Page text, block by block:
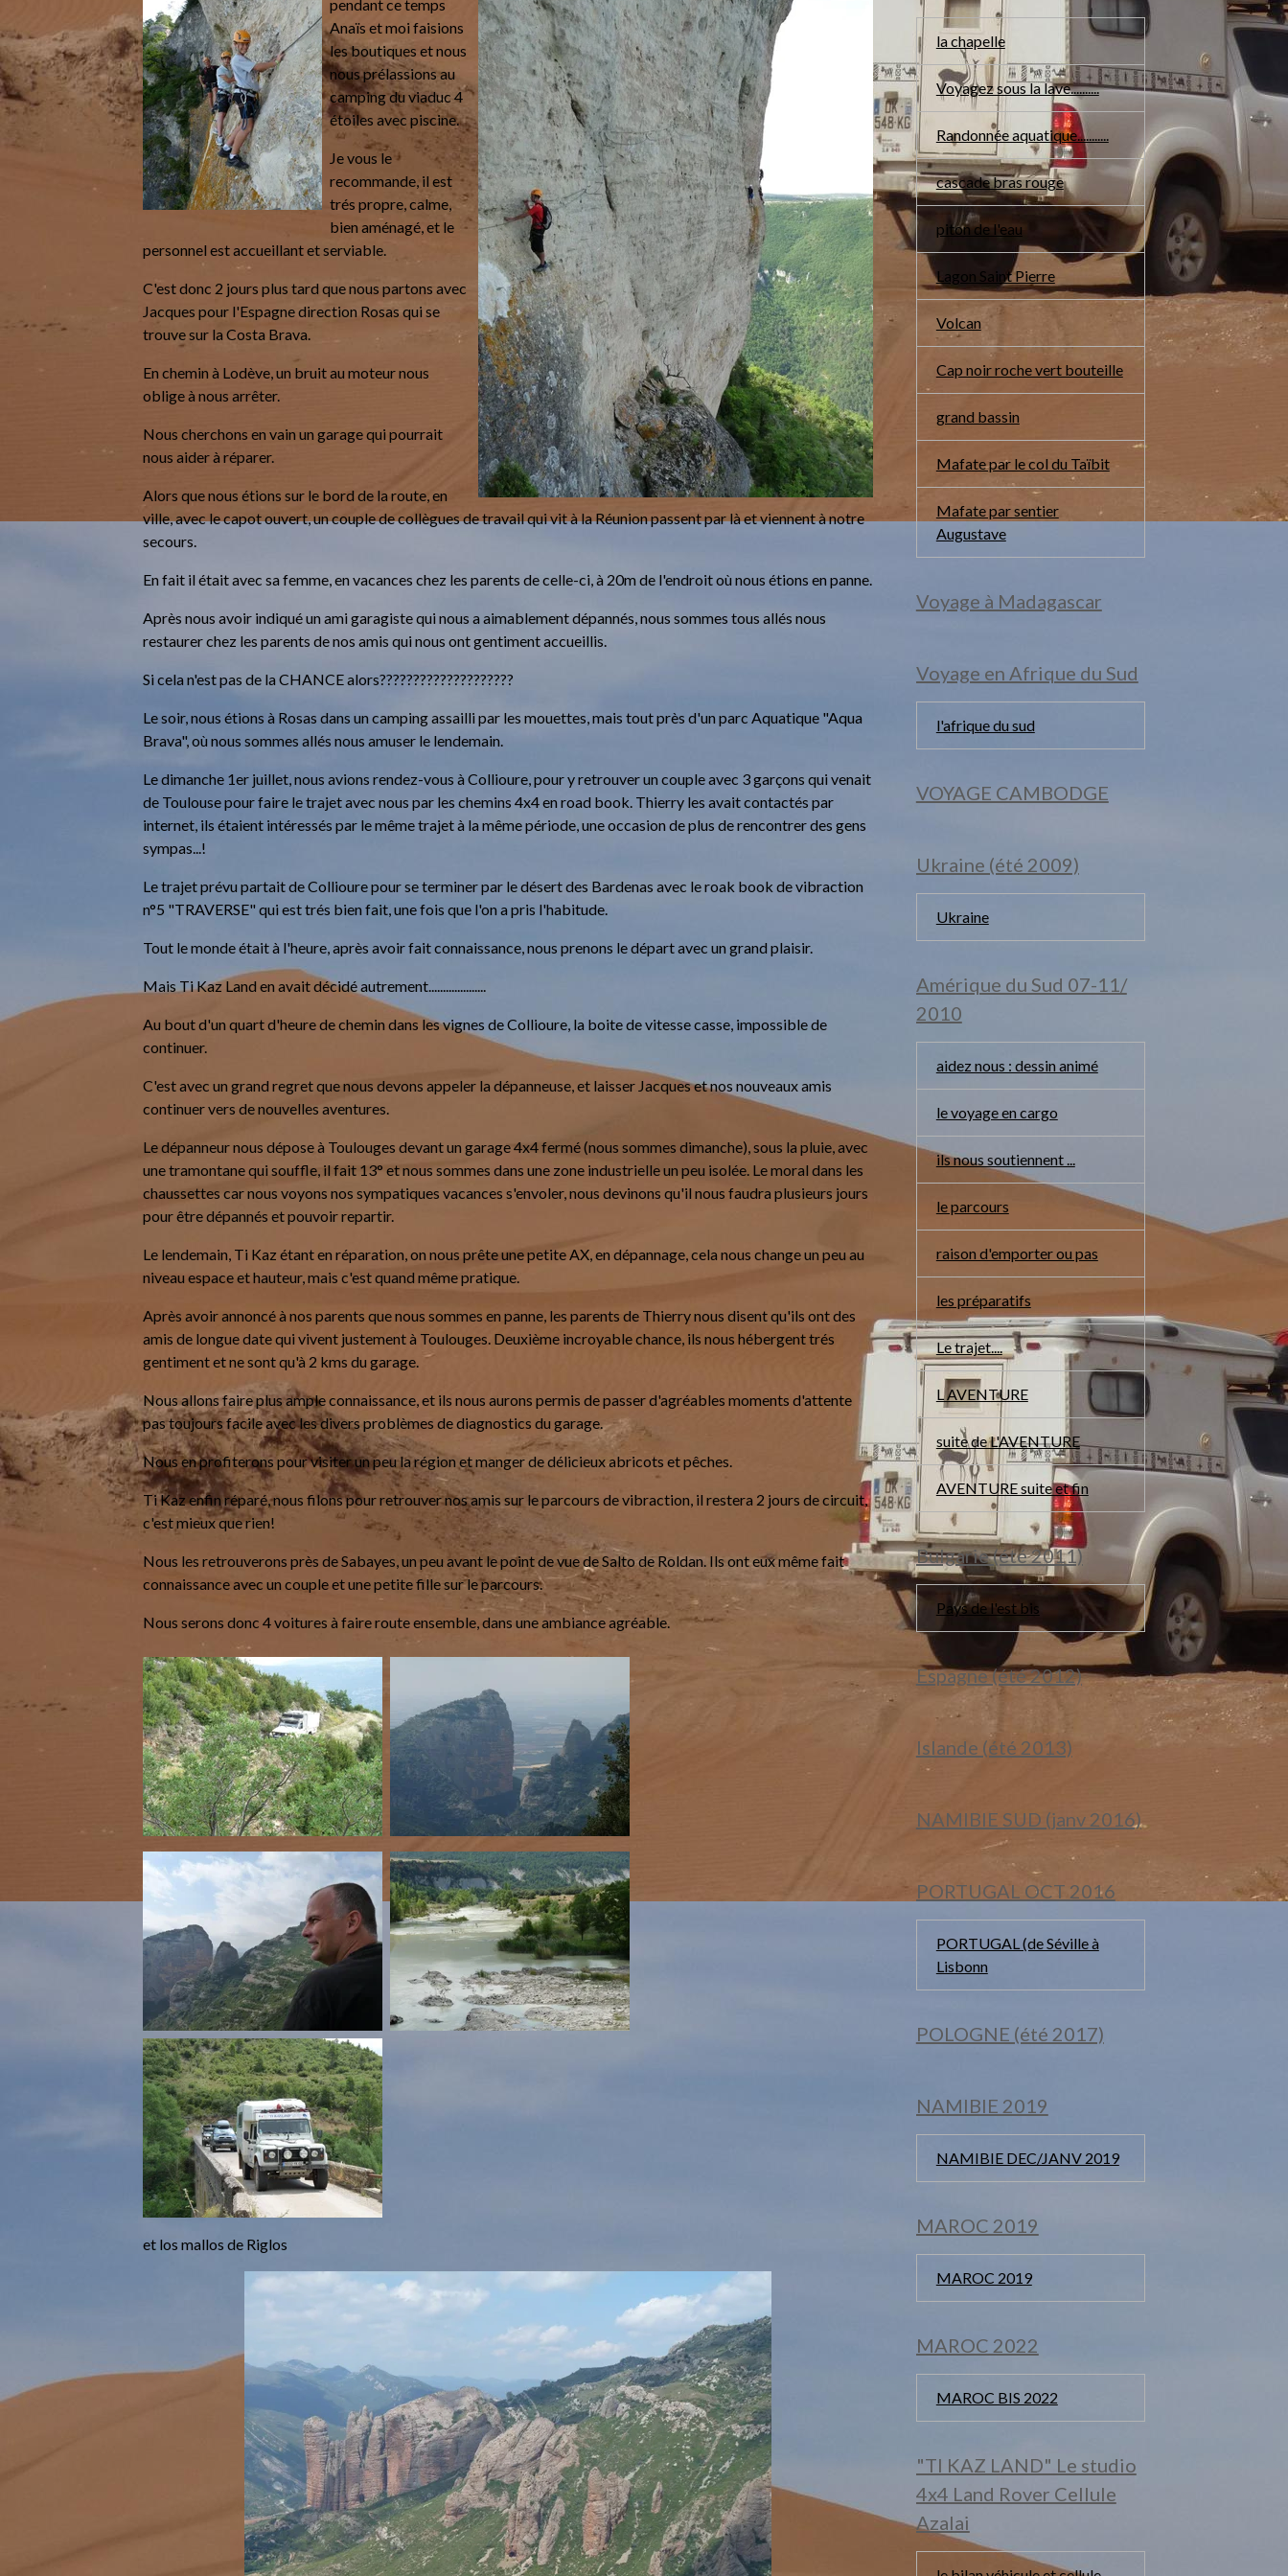
pendant ce temps
Anaïs et moi faisions
les boutiques et nous
nous prélassions au
camping du viaduc 4
étoiles avec piscine.
Je vous le
recommande, il est
trés propre, calme,
bien aménagé, et le
personnel est accueillant et serviable.
C'est donc 2 jours plus tard que nous partons avec
Jacques pour l'Espagne direction Rosas qui se
trouve sur la Costa Brava.
En chemin à Lodève, un bruit au moteur nous
oblige à nous arrêter.
Nous cherchons en vain un garage qui pourrait
nous aider à réparer.
Alors que nous étions sur le bord de la route, en
ville, avec le capot ouvert, un couple de collègues de travail qui vit à la Réunion passent par là et viennent à notre
secours.
En fait il était avec sa femme, en vacances chez les parents de celle-ci, à 20m de l'endroit où nous étions en panne.
Après nous avoir indiqué un ami garagiste qui nous a aimablement dépannés, nous sommes tous allés nous
restaurer chez les parents de nos amis qui nous ont gentiment accueillis.
Si cela n'est pas de la CHANCE alors????????????????????
Le soir, nous étions à Rosas dans un camping assailli par les mouettes, mais tout près d'un parc Aquatique "Aqua
Brava", où nous sommes allés nous amuser le lendemain.
Le dimanche 1er juillet, nous avions rendez-vous à Collioure, pour y retrouver un couple avec 3 garçons qui venait
de Toulouse pour faire le trajet avec nous par les chemins 4x4 en road book. Thierry les avait contactés par
internet, ils étaient intéressés par le même trajet à la même période, une occasion de plus de rencontrer des gens
sympas...!
Le trajet prévu partait de Collioure pour se terminer par le désert des Bardenas avec le roak book de vibraction
n°5 "TRAVERSE" qui est trés bien fait, une fois que l'on a pris l'habitude.
Tout le monde était à l'heure, après avoir fait connaissance, nous prenons le départ avec un grand plaisir.
Mais Ti Kaz Land en avait décidé autrement....................
Au bout d'un quart d'heure de chemin dans les vignes de Collioure, la boite de vitesse casse, impossible de
continuer.
C'est avec un grand regret que nous devons appeler la dépanneuse, et laisser Jacques et nos nouveaux amis
continuer vers de nouvelles aventures.
Le dépanneur nous dépose à Toulouges devant un garage 4x4 fermé (nous sommes dimanche), sous la pluie, avec
une tramontane qui souffle, il fait 13° et nous sommes dans une zone industrielle un peu isolée. Le moral dans les
chaussettes car nous voyons nos sympatiques vacances s'envoler, nous devinons qu'il nous faudra plusieurs jours
pour être dépannés et pouvoir repartir.
Le lendemain, Ti Kaz étant en réparation, on nous prête une petite AX, en dépannage, cela nous change un peu au
niveau espace et hauteur, mais c'est quand même pratique.
Après avoir annoncé à nos parents que nous sommes en panne, les parents de Thierry nous disent qu'ils ont des
amis de longue date qui vivent justement à Toulouges. Deuxième incroyable chance, ils nous hébergent trés
gentiment et ne sont qu'à 2 kms du garage.
Nous allons faire plus ample connaissance, et ils nous aurons permis de passer d'agréables moments d'attente
pas toujours facile avec les divers problèmes de diagnostics du garage.
Nous en profiterons pour visiter un peu la région et manger de délicieux abricots et pêches.
Ti Kaz enfin réparé, nous filons pour retrouver nos amis sur le parcours de vibraction, il restera 2 jours de circuit,
c'est mieux que rien!
Nous les retrouverons près de Sabayes, un peu avant le point de vue de Salto de Roldan. Ils ont eux même fait
connaissance avec un couple et une petite fille sur le parcours.
Nous serons donc 4 voitures à faire route ensemble, dans une ambiance agréable.
et los mallos de Riglos
la chapelle
Voyagez sous la lave..........
Randonnée aquatique...........
cascade bras rouge
piton de l'eau
Lagon Saint Pierre
Volcan
Cap noir roche vert bouteille
grand bassin
Mafate par le col du Taïbit
Mafate par sentier
Augustave
Voyage à Madagascar
Voyage en Afrique du Sud
l'afrique du sud
VOYAGE CAMBODGE
Ukraine (été 2009)
Ukraine
Amérique du Sud 07-11/
2010
aidez nous : dessin animé
le voyage en cargo
ils nous soutiennent ...
le parcours
raison d'emporter ou pas
les préparatifs
Le trajet....
L AVENTURE
suite de L'AVENTURE
AVENTURE suite et fin
Bulgarie (été 2011)
Pays de l'est bis
Espagne (été 2012)
Islande (été 2013)
NAMIBIE SUD (janv 2016)
PORTUGAL OCT 2016
PORTUGAL (de Séville à
Lisbonn
POLOGNE (été 2017)
NAMIBIE 2019
NAMIBIE DEC/JANV 2019
MAROC 2019
MAROC 2019
MAROC 2022
MAROC BIS 2022
"TI KAZ LAND" Le studio
4x4 Land Rover Cellule
Azalai